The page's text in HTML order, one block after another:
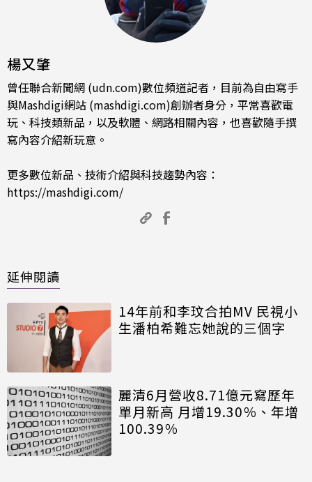
楊又肇
曾任聯合新聞網 (udn.com)數位頻道記者，目前為自由寫手
與Mashdigi網站 (mashdigi.com)創辦者身分，平常喜歡電
玩、科技類新品，以及軟體、網路相關內容，也喜歡隨手撰
寫內容介紹新玩意。
更多數位新品、技術介紹與科技趨勢內容：
https://mashdigi.com/
延伸閱讀
14年前和李玟合拍MV 民視小
生潘柏希難忘她說的三個字
麗清6月營收8.71億元寫歷年
單月新高 月增19.30％、年增
100.39％